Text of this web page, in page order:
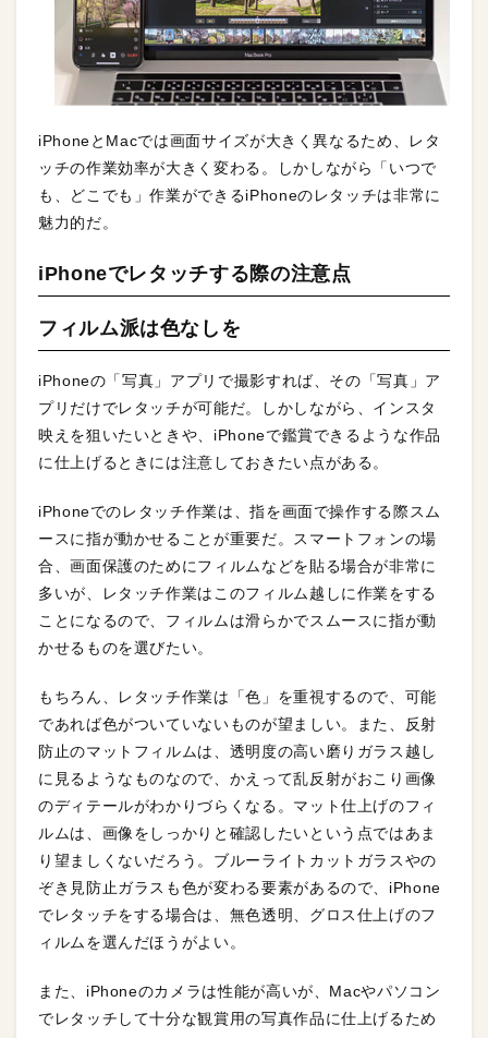
iPhoneとMacでは画面サイズが大きく異なるため、レタ
ッチの作業効率が大きく変わる。しかしながら「いつで
も、どこでも」作業ができるiPhoneのレタッチは非常に
魅力的だ。
iPhoneでレタッチする際の注意点
フィルム派は色なしを
iPhoneの「写真」アプリで撮影すれば、その「写真」ア
プリだけでレタッチが可能だ。しかしながら、インスタ
映えを狙いたいときや、iPhoneで鑑賞できるような作品
に仕上げるときには注意しておきたい点がある。
iPhoneでのレタッチ作業は、指を画面で操作する際スム
ースに指が動かせることが重要だ。スマートフォンの場
合、画面保護のためにフィルムなどを貼る場合が非常に
多いが、レタッチ作業はこのフィルム越しに作業をする
ことになるので、フィルムは滑らかでスムースに指が動
かせるものを選びたい。
もちろん、レタッチ作業は「色」を重視するので、可能
であれば色がついていないものが望ましい。また、反射
防止のマットフィルムは、透明度の高い磨りガラス越し
に見るようなものなので、かえって乱反射がおこり画像
のディテールがわかりづらくなる。マット仕上げのフィ
ルムは、画像をしっかりと確認したいという点ではあま
り望ましくないだろう。ブルーライトカットガラスやの
ぞき見防止ガラスも色が変わる要素があるので、iPhone
でレタッチをする場合は、無色透明、グロス仕上げのフ
ィルムを選んだほうがよい。
また、iPhoneのカメラは性能が高いが、Macやパソコン
でレタッチして十分な観賞用の写真作品に仕上げるため